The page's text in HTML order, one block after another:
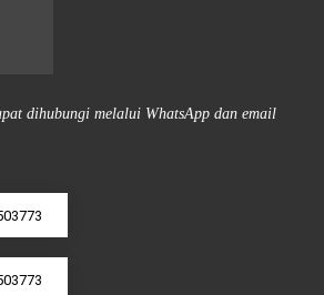
dihubungi melalui WhatsApp dan email